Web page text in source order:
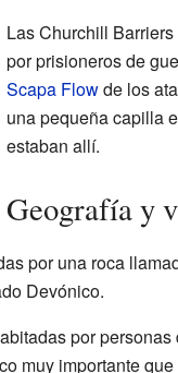
Las Churchill
por prisioneros de
Scapa Flowde los
una pequeña capilla
estaban allí.
Geografía y
por una roca
Devónico.
por
muy importante